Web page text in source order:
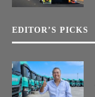
EDITOR’S PICKS